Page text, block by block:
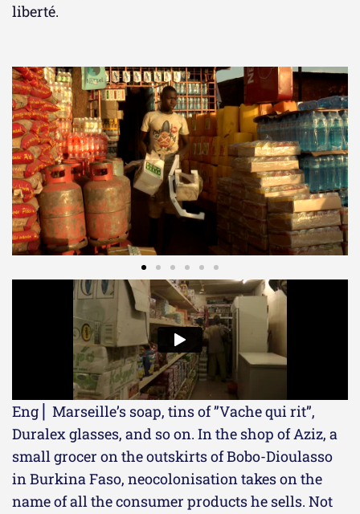
liberté.
Eng ⎜ Marseille’s soap, tins of ”Vache qui rit”,
Duralex glasses, and so on. In the shop of Aziz, a
small grocer on the outskirts of Bobo-Dioulasso
in Burkina Faso, neocolonisation takes on the
name of all the consumer products he sells. Not